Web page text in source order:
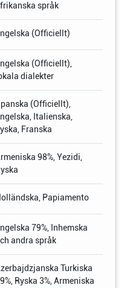
språk
(Officiellt)
(Officiellt),
dialekter
(Officiellt),
Italienska,
Franska
98%, Yezidi,
Papiamento
79%, Inhemska
andra språk
Turkiska
Ryska 3%, Armeniska